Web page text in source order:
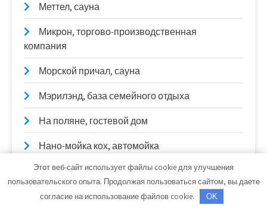
Меттел, сауна
Микрон, торгово-производственная
компания
Морской причал, сауна
Мэрилэнд, база семейного отдыха
На поляне, гостевой дом
Нано-мойка кох, автомойка
Немо, сауна
Нептун, комплекс бань и саун
Этот веб-сайт использует файлы cookie для улучшения
пользовательского опыта. Продолжая пользоваться сайтом, вы даете
согласие на использование файлов cookie.
OK